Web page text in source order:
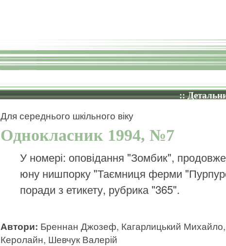
::
Для середнього шкільного віку
Однокласник 1994, №7
У номері: оповідання "Зомбик",
юну нишпорку "Таємниця ферми
поради з етикету, рубрика "365".
Автори: Бреннан Джозеф, Кагарлицький
Керолайн, Шевчук Валерій